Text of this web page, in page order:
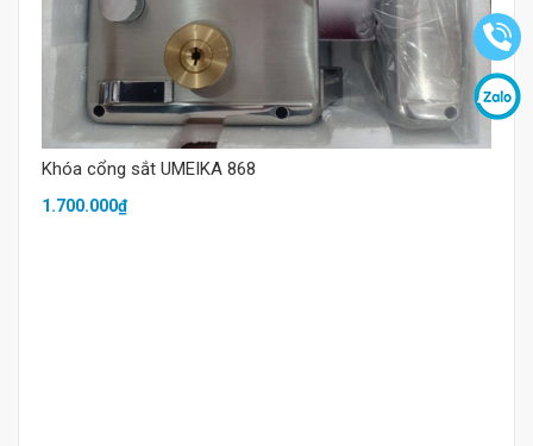
Khóa cổng sắt UMEIKA 868
1.700.000₫